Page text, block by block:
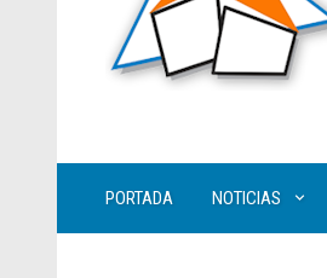
PORTADA NOTICIAS